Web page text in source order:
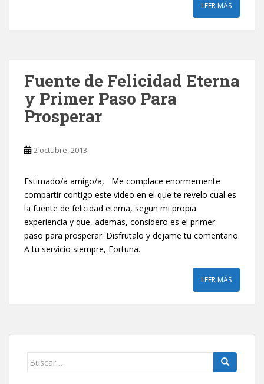
LEER MÁS
Fuente de Felicidad Eterna
y Primer Paso Para
Prosperar
2 octubre, 2013
Estimado/a amigo/a, Me complace enormemente
compartir contigo este video en el que te revelo cual es
la fuente de felicidad eterna, segun mi propia
experiencia y que, ademas, considero es el primer
paso para prosperar. Disfrutalo y dejame tu comentario.
A tu servicio siempre, Fortuna.
LEER MÁS
Buscar: